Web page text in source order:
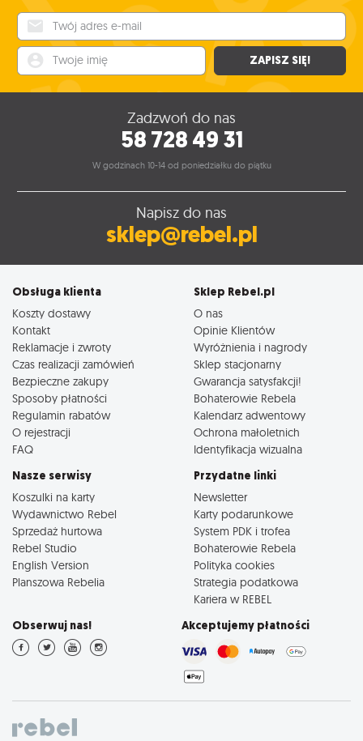
ZAPISZ SIĘ!
Zadzwoń do nas
58 728 49 31
W godzinach 10-14 od poniedziałku do piątku
Napisz do nas
sklep@rebel.pl
Obsługa klienta
Koszty dostawy
Kontakt
Reklamacje i zwroty
Czas realizacji zamówień
Bezpieczne zakupy
Sposoby płatności
Regulamin rabatów
O rejestracji
FAQ
Sklep Rebel.pl
O nas
Opinie Klientów
Wyróżnienia i nagrody
Sklep stacjonarny
Gwarancja satysfakcji!
Bohaterowie Rebela
Kalendarz adwentowy
Ochrona małoletnich
Identyfikacja wizualna
Nasze serwisy
Koszulki na karty
Wydawnictwo Rebel
Sprzedaż hurtowa
Rebel Studio
English Version
Planszowa Rebelia
Przydatne linki
Newsletter
Karty podarunkowe
System PDK i trofea
Bohaterowie Rebela
Polityka cookies
Strategia podatkowa
Kariera w REBEL
Obserwuj nas! Akceptujemy płatności